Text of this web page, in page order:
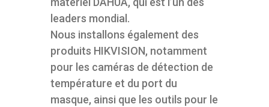
leaders mondial.
Nous installons également des
produits HIKVISION, notamment
pour les caméras de détection de
température et du port du
masque, ainsi que les outils pour le